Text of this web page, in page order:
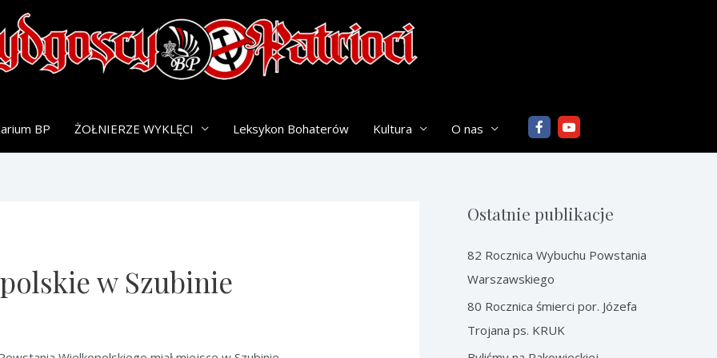
BP ŻOŁNIERZE WYKLĘCI Leksykon Bohaterów Kultura O nas
w Szubinie
Ostatnie publikacje
82 Rocznica Wybuchu Powstania
Warszawskiego
80 Rocznica śmierci por. Józefa
Trojana ps. KRUK